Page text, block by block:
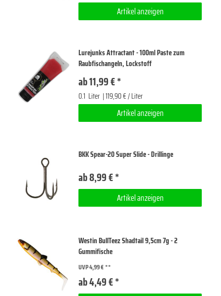
Artikel anzeigen
Lurejunks Attractant - 100ml Paste zum
Raubfischangeln, Lockstoff
ab 11,99 € *
0.1 Liter | 119,90 € / Liter
Artikel anzeigen
BKK Spear-20 Super Slide - Drillinge
ab 8,99 € *
Artikel anzeigen
Westin BullTeez Shadtail 9,5cm 7g - 2
Gummifische
UVP 4,99 €
ab 4,49 € *